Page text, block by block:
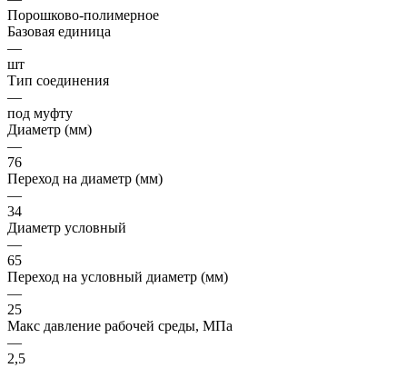
Порошково-полимерное
Базовая единица
—
шт
Тип соединения
—
под муфту
Диаметр (мм)
—
76
Переход на диаметр (мм)
—
34
Диаметр условный
—
65
Переход на условный диаметр (мм)
—
25
Макс давление рабочей среды, МПа
—
2,5